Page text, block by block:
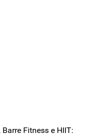
Fitness e HIIT: